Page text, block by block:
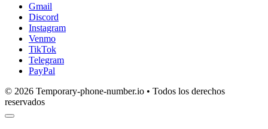
Gmail
Discord
Instagram
Venmo
TikTok
Telegram
PayPal
© 2026 Temporary-phone-number.io • Todos los derechos
reservados